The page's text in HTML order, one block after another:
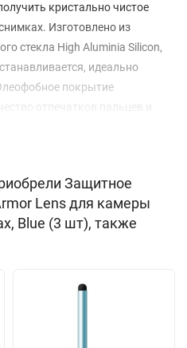
кристально чистое
Изготовлено из
стекла High Aluminia Silicon,
идеально
покрытие
отпечатков пальцев и
3 защитные линзы.
Защитное
Lens для камеры
Blue (3 шт), также